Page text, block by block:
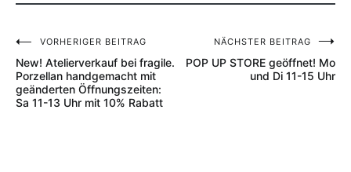
Beitragsnavigation
VORHERIGER BEITRAG
New! Atelierverkauf bei fragile.
Porzellan handgemacht mit
geänderten Öffnungszeiten:
Sa 11-13 Uhr mit 10% Rabatt
NÄCHSTER BEITRAG
POP UP STORE geöffnet! Mo
und Di 11-15 Uhr